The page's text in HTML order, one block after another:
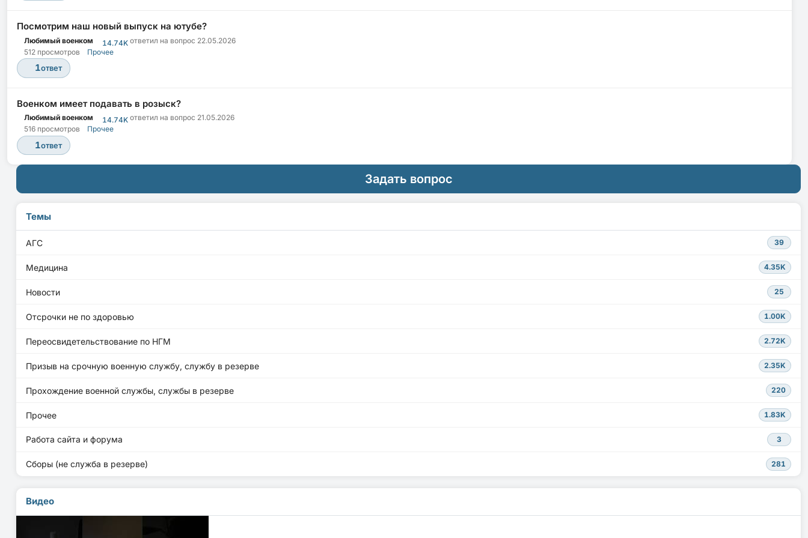
Посмотрим наш новый выпуск на ютубе?
Любимый военком 14.74Kответил на вопрос 22.05.2026
512 просмотров
Прочее
1ответ
Военком имеет подавать в розыск?
Любимый военком 14.74Kответил на вопрос 21.05.2026
516 просмотров
Прочее
1ответ
Задать вопрос
Темы
АГС 39
Медицина 4.35K
Новости 25
Отсрочки не по здоровью 1.00K
Переосвидетельствование по НГМ 2.72K
Призыв на срочную военную службу, службу в резерве 2.35K
Прохождение военной службы, службы в резерве 220
Прочее 1.83K
Работа сайта и форума 3
Сборы (не служба в резерве) 281
Видео